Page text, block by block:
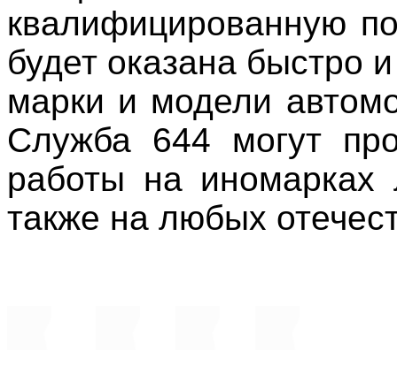
квалифицированную
будет оказана быстро
марки и модели
Служба 644 могут
работы на
также на любых